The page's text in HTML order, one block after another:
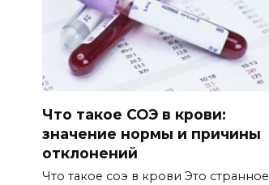
Что такое СОЭ в крови:
значение нормы и причины
отклонений
Что такое соэ в крови Это странное